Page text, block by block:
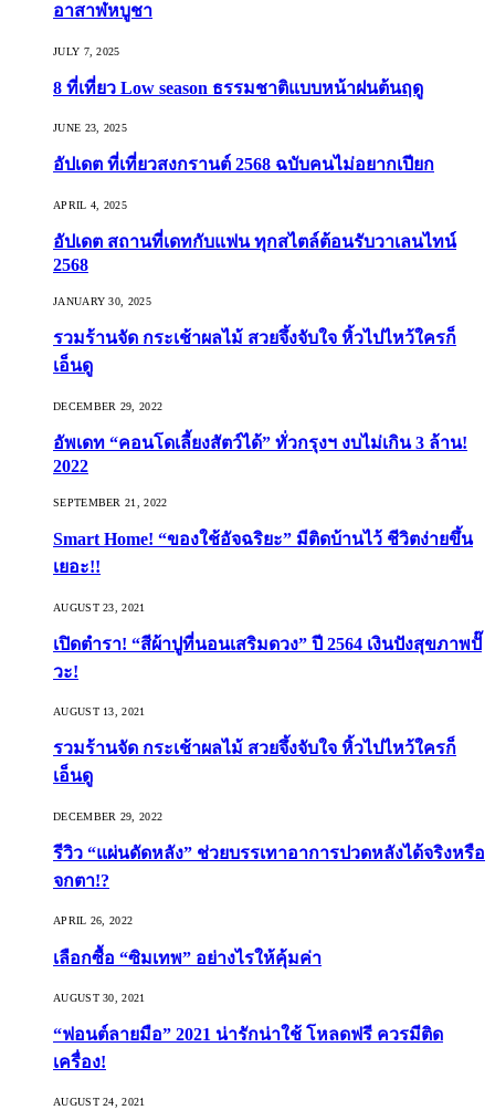
อาสาฬหบูชา
JULY 7, 2025
8 ที่เที่ยว Low season ธรรมชาติแบบหน้าฝนต้นฤดู️
JUNE 23, 2025
อัปเดต ที่เที่ยวสงกรานต์ 2568 ฉบับคนไม่อยากเปียก
APRIL 4, 2025
อัปเดต สถานที่เดทกับแฟน ทุกสไตล์ต้อนรับวาเลนไทน์
2568
JANUARY 30, 2025
รวมร้านจัด กระเช้าผลไม้ สวยจึ้งจับใจ หิ้วไปไหว้ใครก็
เอ็นดู
DECEMBER 29, 2022
อัพเดท “คอนโดเลี้ยงสัตว์ได้” ทั่วกรุงฯ งบไม่เกิน 3 ล้าน!
2022
SEPTEMBER 21, 2022
Smart Home! “ของใช้อัจฉริยะ” มีติดบ้านไว้ ชีวิตง่ายขึ้น
เยอะ!!
AUGUST 23, 2021
เปิดตำรา! “สีผ้าปูที่นอนเสริมดวง” ปี 2564 เงินปังสุขภาพปั๊
วะ!
AUGUST 13, 2021
รวมร้านจัด กระเช้าผลไม้ สวยจึ้งจับใจ หิ้วไปไหว้ใครก็
เอ็นดู
DECEMBER 29, 2022
รีวิว “แผ่นดัดหลัง” ช่วยบรรเทาอาการปวดหลังได้จริงหรือ
จกตา!?
APRIL 26, 2022
เลือกซื้อ “ซิมเทพ” อย่างไรให้คุ้มค่า
AUGUST 30, 2021
“ฟอนต์ลายมือ” 2021 น่ารักน่าใช้ โหลดฟรี ควรมีติด
เครื่อง!
AUGUST 24, 2021